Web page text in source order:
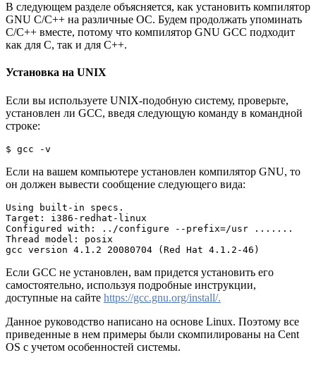
В следующем разделе объясняется, как установить компилятор
GNU C/C++ на различные ОС. Будем продолжать упоминать
C/C++ вместе, потому что компилятор GNU GCC подходит
как для C, так и для C++.
Установка на UNIX
Если вы используете UNIX-подобную систему, проверьте,
установлен ли GCC, введя следующую команду в командной
строке:
$ gcc -v
Если на вашем компьютере установлен компилятор GNU, то
он должен вывести сообщение следующего вида:
Using built-in specs.
Target: i386-redhat-linux
Configured with: ../configure --prefix=/usr .......
Thread model: posix
gcc version 4.1.2 20080704 (Red Hat 4.1.2-46)
Если GCC не установлен, вам придется установить его
самостоятельно, используя подробные инструкции,
доступные на сайте https://gcc.gnu.org/install/.
Данное руководство написано на основе Linux. Поэтому все
приведенные в нем примеры были скомпилированы на Cent
OS с учетом особенностей системы.